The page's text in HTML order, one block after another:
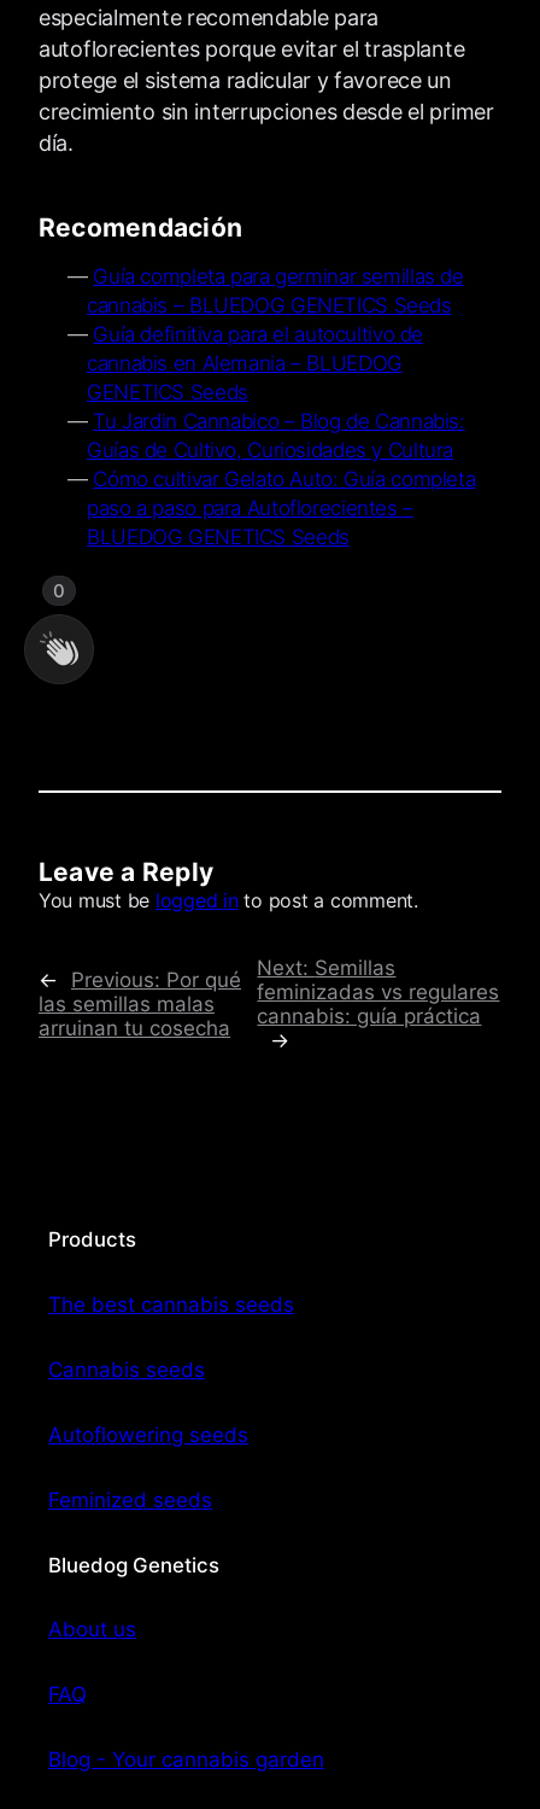
especialmente recomendable para
autoflorecientes porque evitar el trasplante
protege el sistema radicular y favorece un
crecimiento sin interrupciones desde el primer
día.
Recomendación
Guía completa para germinar semillas de
cannabis – BLUEDOG GENETICS Seeds
Guía definitiva para el autocultivo de
cannabis en Alemania – BLUEDOG
GENETICS Seeds
Tu Jardin Cannabico – Blog de Cannabis:
Guías de Cultivo, Curiosidades y Cultura
Cómo cultivar Gelato Auto: Guía completa
paso a paso para Autoflorecientes –
BLUEDOG GENETICS Seeds
0
Comments
Leave a Reply
You must be logged into post a comment.
← Previous: Por qué
las semillas malas
arruinan tu cosecha
Next: Semillas
feminizadas vs regulares
cannabis: guía práctica
→
Products
The best cannabis seeds
Cannabis seeds
Autoflowering seeds
Feminized seeds
Bluedog Genetics
About us
FAQ
Blog - Your cannabis garden